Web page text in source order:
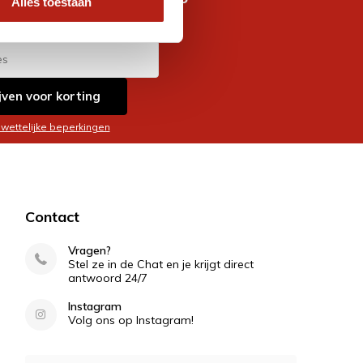
voor korting
beperkingen
Contact
Vragen?
Stel ze in de Chat en je krijgt direct
antwoord 24/7
Instagram
Volg ons op Instagram!